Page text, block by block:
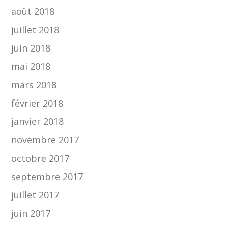
août 2018
juillet 2018
juin 2018
mai 2018
mars 2018
février 2018
janvier 2018
novembre 2017
octobre 2017
septembre 2017
juillet 2017
juin 2017